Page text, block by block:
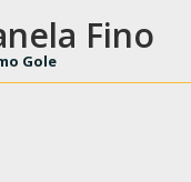
Fino
Gole